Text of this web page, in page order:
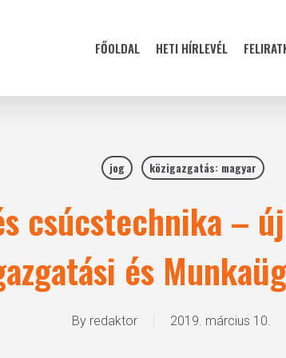
FŐOLDAL HETI HÍRLEVÉL
jog közigazgatás: magyar
csúcstechnika –
és
By redaktor 2019. március 10.